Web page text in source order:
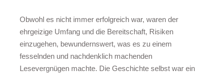
Obwohl es nicht immer erfolgreich war, waren der
ehrgeizige Umfang und die Bereitschaft, Risiken
einzugehen, bewundernswert, was es zu einem
fesselnden und nachdenklich machenden
Lesevergnügen machte. Die Geschichte selbst war ein